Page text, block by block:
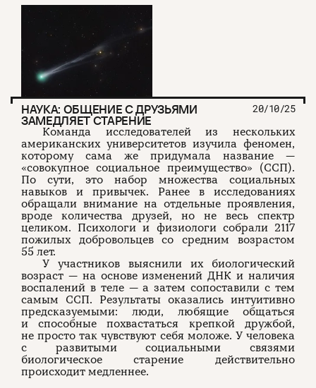
НАУКА: ОБЩЕНИЕ С ДРУЗЬЯМИ
ЗАМЕДЛЯЕТ СТАРЕНИЕ
20/10/25
Команда исследователей из нескольких
американских университетов изучила феномен,
которому сама же придумала название —
«совокупное социальное преимущество» (ССП).
По сути, это набор множества социальных
навыков и привычек. Ранее в исследованиях
обращали внимание на отдельные проявления,
вроде количества друзей, но не весь спектр
целиком. Психологи и физиологи собрали 2117
пожилых добровольцев со средним возрастом
55 лет.
У участников выяснили их биологический
возраст — на основе изменений ДНК и наличия
воспалений в теле — а затем сопоставили с тем
самым ССП. Результаты оказались интуитивно
предсказуемыми: люди, любящие общаться
и способные похвастаться крепкой дружбой,
не просто так чувствуют себя моложе. У человека
с развитыми социальными связями
биологическое старение действительно
происходит медленнее.